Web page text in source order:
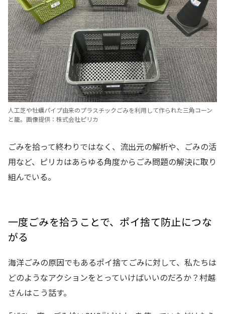
人工芝や牡蠣パイプ由来のプラスチックごみを利用して作られた三角コーン
と籠。画像提供：株式会社ピリカ
ごみを拾って終わりではなく、流出元の解析や、ごみの活
用など、ピリカはあらゆる角度からごみ問題の解決に取り
組んでいる。
一度ごみを拾うことで、ポイ捨て防止につな
がる
海洋ごみの原因でもあるポイ捨てごみに対して、私たちは
どのようなアクションをとっていけばいいのだろか？村越
さんはこう話す。